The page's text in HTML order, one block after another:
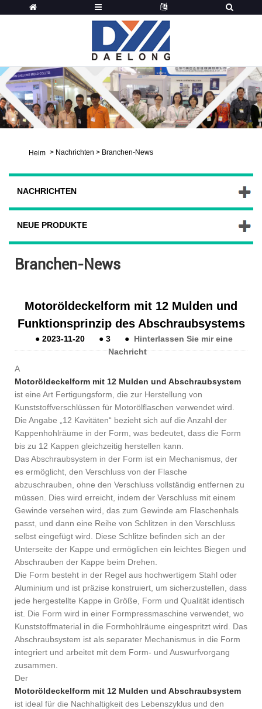
Heim > Nachrichten > Branchen-News
NACHRICHTEN
NEUE PRODUKTE
Branchen-News
Motoröldeckelform mit 12 Mulden und
Funktionsprinzip des Abschraubsystems
●2023-11-20 ●3 ● Hinterlassen Sie mir eine
Nachricht
A
Motoröldeckelform mit 12 Mulden und Abschraubsystem
ist eine Art Fertigungsform, die zur Herstellung von
Kunststoffverschlüssen für Motorölflaschen verwendet wird.
Die Angabe „12 Kavitäten“ bezieht sich auf die Anzahl der
Kappenhohlräume in der Form, was bedeutet, dass die Form
bis zu 12 Kappen gleichzeitig herstellen kann.
Das Abschraubsystem in der Form ist ein Mechanismus, der
es ermöglicht, den Verschluss von der Flasche
abzuschrauben, ohne den Verschluss vollständig entfernen zu
müssen. Dies wird erreicht, indem der Verschluss mit einem
Gewinde versehen wird, das zum Gewinde am Flaschenhals
passt, und dann eine Reihe von Schlitzen in den Verschluss
selbst eingefügt wird. Diese Schlitze befinden sich an der
Unterseite der Kappe und ermöglichen ein leichtes Biegen und
Abschrauben der Kappe beim Drehen.
Die Form besteht in der Regel aus hochwertigem Stahl oder
Aluminium und ist präzise konstruiert, um sicherzustellen, dass
jede hergestellte Kappe in Größe, Form und Qualität identisch
ist. Die Form wird in einer Formpressmaschine verwendet, wo
Kunststoffmaterial in die Formhohlräume eingespritzt wird. Das
Abschraubsystem ist als separater Mechanismus in die Form
integriert und arbeitet mit dem Form- und Auswurfvorgang
zusammen.
Der
Motoröldeckelform mit 12 Mulden und Abschraubsystem
ist ideal für die Nachhaltigkeit des Lebenszyklus und den